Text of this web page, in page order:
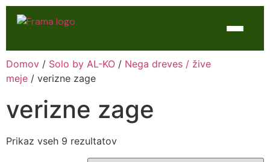
Domov
Trgovina
Domov / Solo by AL-KO / Nega dreves / žive
meje / verizne zage
verizne zage
Prikaz vseh 9 rezultatov